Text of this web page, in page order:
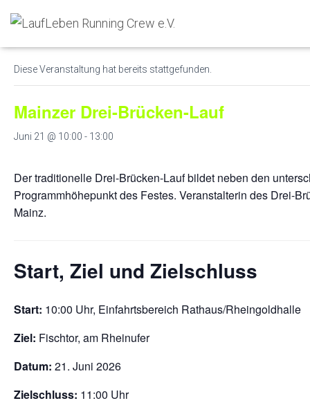
Diese Veranstaltung hat bereits stattgefunden.
Mainzer Drei-Brücken-Lauf
Juni 21 @ 10:00 - 13:00
Der traditionelle Drei-Brücken-Lauf bildet neben den
Programmhöhepunkt des Festes. Veranstalterin des Drei-
Mainz.
Start, Ziel und Zielschluss
Start: 10:00 Uhr, Einfahrtsbereich Rathaus/Rheingoldhalle
Ziel: Fischtor, am Rheinufer
Datum: 21. Juni 2026
Zielschluss: 11:00 Uhr